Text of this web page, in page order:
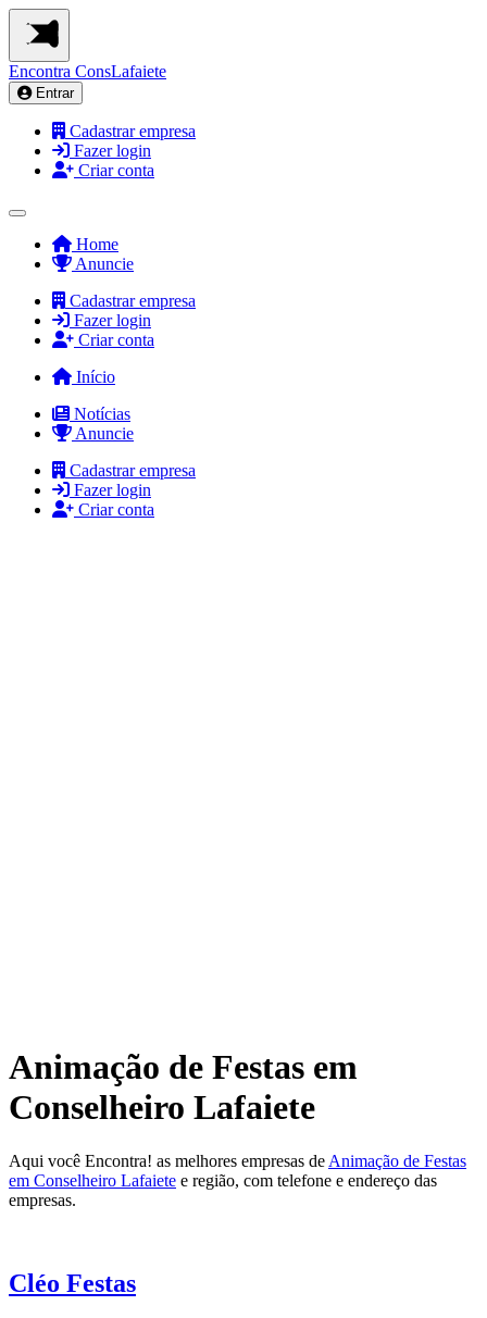
Encontra ConsLafaiete
Entrar
Cadastrar empresa
Fazer login
Criar conta
Home
Anuncie
Cadastrar empresa
Fazer login
Criar conta
Início
Notícias
Anuncie
Cadastrar empresa
Fazer login
Criar conta
Animação de Festas em
Conselheiro Lafaiete
Aqui você Encontra! as melhores empresas de Animação de Festas
em Conselheiro Lafaiete e região, com telefone e endereço das
empresas.
Cléo Festas